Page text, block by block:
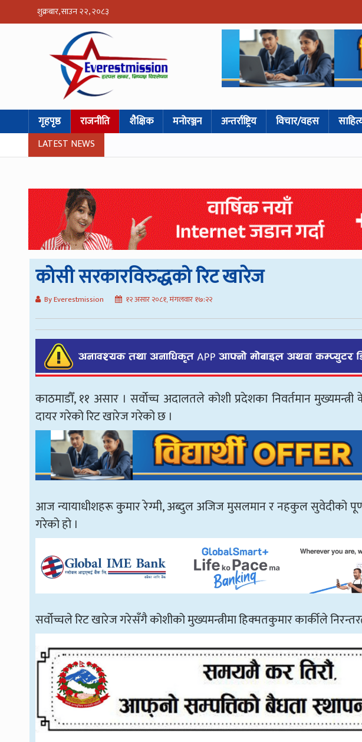
शुक्रबार, साउन २२, २०८३
गृहपृष्ठ राजनीति शैक्षिक मनोरञ्जन अन्तर्राष्ट्रिय विचार/वहस
LATEST NEWS
कोसी सरकारविरुद्धको रिट खारेज
By Everestmission १२ असार २०८१, मंगलवार १७:२२
काठमाडौँ, ११ असार । सर्वाेच्च अदालतले कोशी प्रदेशका निवर्तमान
दायर गरेको रिट खारेज गरेको छ ।
आज न्यायाधीशहरू कुमार रेग्मी, अब्दुल अजिज मुसलमान र नहकुल सुवेदीको
गरेको हो ।
सर्वोच्चले रिट खारेज गरेसँगै कोशीको मुख्यमन्त्रीमा हिक्मतकुमार कार्कीले